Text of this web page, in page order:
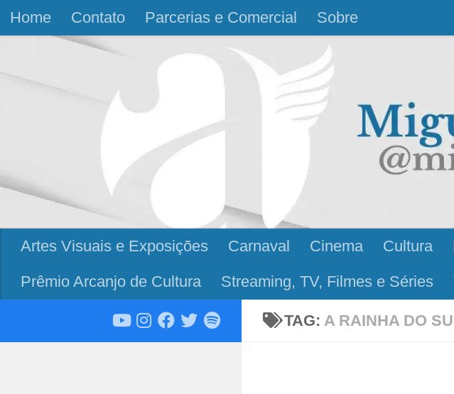
Skip to content
Home Contato Parcerias e Comercial Sobre
Artes Visuais e Exposições Carnaval Cinema Cultura
Prêmio Arcanjo de Cultura
Streaming, TV, Filmes e Séries
TAG: A RAINHA DO